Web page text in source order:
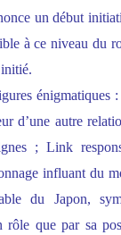
un début
à ce niveau du
énigmatiques
d’une autre
; Link
influant du
du Japon,
rôle que par sa